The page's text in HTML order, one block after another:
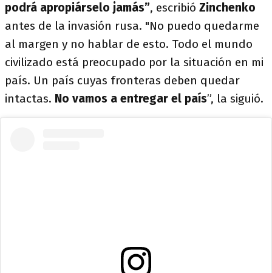
podrá apropiárselo jamás”, escribió Zinchenko
antes de la invasión rusa. "No puedo quedarme
al margen y no hablar de esto. Todo el mundo
civilizado está preocupado por la situación en mi
país. Un país cuyas fronteras deben quedar
intactas. No vamos a entregar el país”, la siguió.